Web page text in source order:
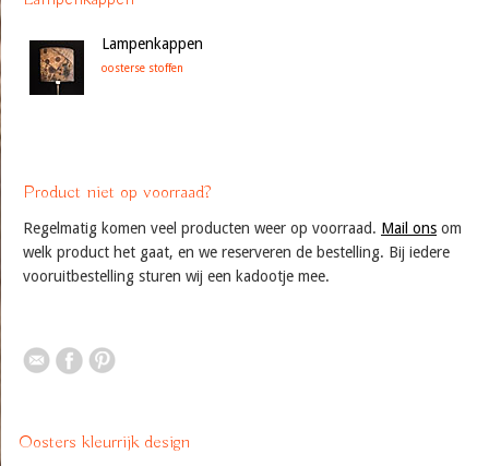
Lampenkappen
oosterse stoffen
Product niet op voorraad?
Regelmatig komen veel producten weer op voorraad. Mail ons om
welk product het gaat, en we reserveren de bestelling. Bij iedere
vooruitbestelling sturen wij een kadootje mee.
Oosters kleurrijk design